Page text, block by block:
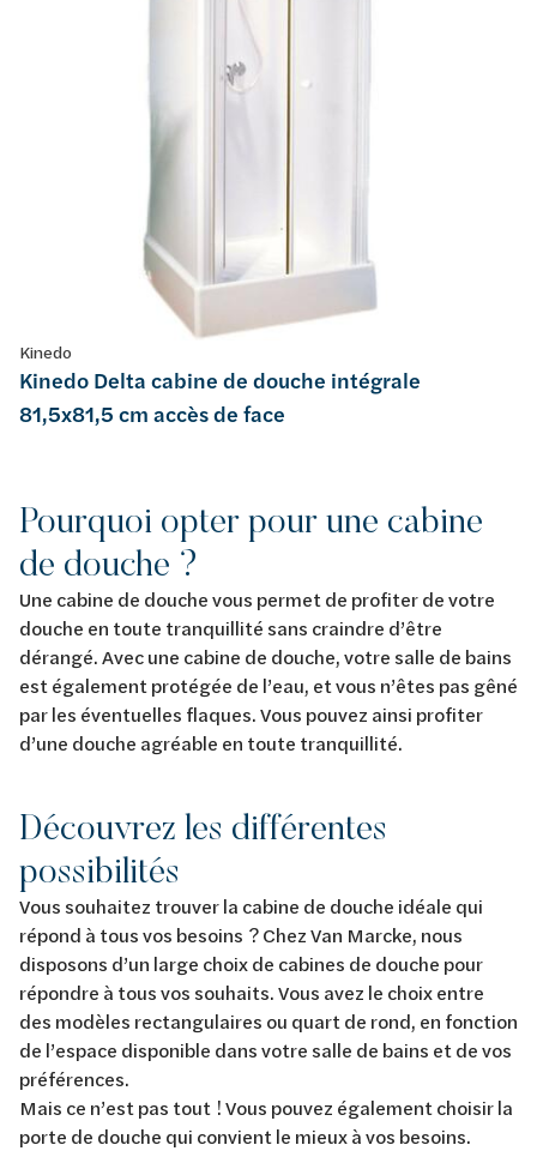
Kinedo
Kinedo Delta cabine de douche intégrale
81,5x81,5 cm accès de face
Pourquoi opter pour une cabine
de douche ?
Une cabine de douche vous permet de profiter de votre
douche en toute tranquillité sans craindre d’être
dérangé. Avec une cabine de douche, votre salle de bains
est également protégée de l’eau, et vous n’êtes pas gêné
par les éventuelles flaques. Vous pouvez ainsi profiter
d’une douche agréable en toute tranquillité.
Découvrez les différentes
possibilités
Vous souhaitez trouver la cabine de douche idéale qui
répond à tous vos besoins ? Chez Van Marcke, nous
disposons d’un large choix de cabines de douche pour
répondre à tous vos souhaits. Vous avez le choix entre
des modèles rectangulaires ou quart de rond, en fonction
de l’espace disponible dans votre salle de bains et de vos
préférences.
Mais ce n’est pas tout ! Vous pouvez également choisir la
porte de douche qui convient le mieux à vos besoins.